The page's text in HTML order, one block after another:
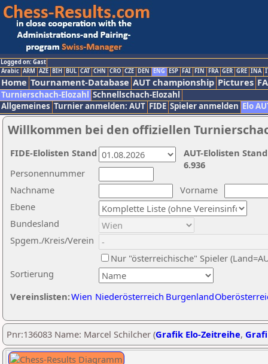
Logged on: Gast
Arabic ARM AZE BIH BUL CAT CHN CRO CZE DEN ENG ESP FAI FIN FRA GER GRE INA
Home Tournament-Database AUT championship Pictures
Turnierschach-Elozahl Schnellschach-Elozahl
Allgemeines Turnier anmelden: AUT FIDE Spieler anmelden Elo
Willkommen bei den offiziellen
Nachname
Vorname
Ebene
Sortierung
Personennummer
Bundesland
Spgem./Kreis/Verein
Nur "österreichische" Spieler
Vereinslisten:Wien Niederösterreich Burgenland
AUT-Elolisten
6.936
FIDE-Elolisten Stand
Pnr:136083 Name: Marcel Schilcher (Grafik Elo-Zeitreihe,